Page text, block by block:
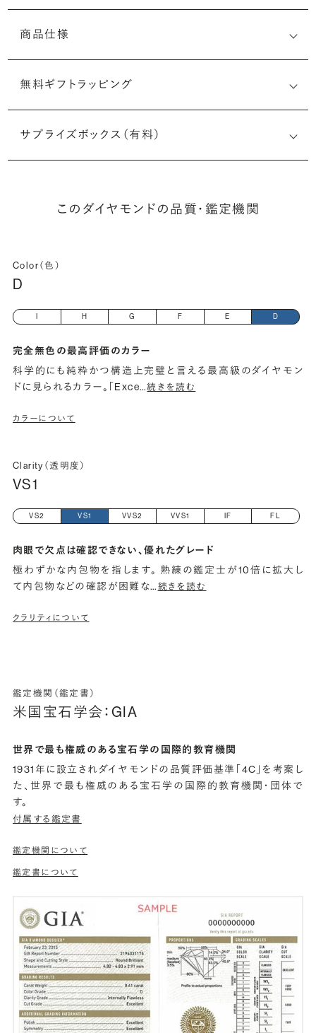
商品仕様
無料ギフトラッピング
サプライズボックス（有料）
このダイヤモンドの品質・鑑定機関
Color（色）
D
H G F E D
完全無色の最高評価のカラー
科学的にも純粋かつ構造上完璧と言える最高級のダイヤモン
ドに見られるカラー。「Exce…続きを読む
カラーについて
Clarity（透明度）
VS1
VS2 VS1 VVS2 VVS1 IF FL
肉眼で欠点は確認できない、優れたグレード
極わずかな内包物を指します。 熟練の鑑定士が10倍に拡大し
て内包物などの確認が困難な… 続きを読む
クラリティについて
鑑定機関（鑑定書）
米国宝石学会：GIA
世界で最も権威のある宝石学の国際的教育機関
1931年に設立されダイヤモンドの品質評価基準「4C」を考案し
た、世界で最も権威のある宝石学の国際的教育機関・団体で
す。
付属する鑑定書
鑑定機関について
鑑定書について